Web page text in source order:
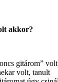
akkor?
gitárom”
volt, tanult